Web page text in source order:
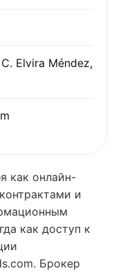
Elvira Méndez,
как онлайн-
и
как доступ к
Брокер